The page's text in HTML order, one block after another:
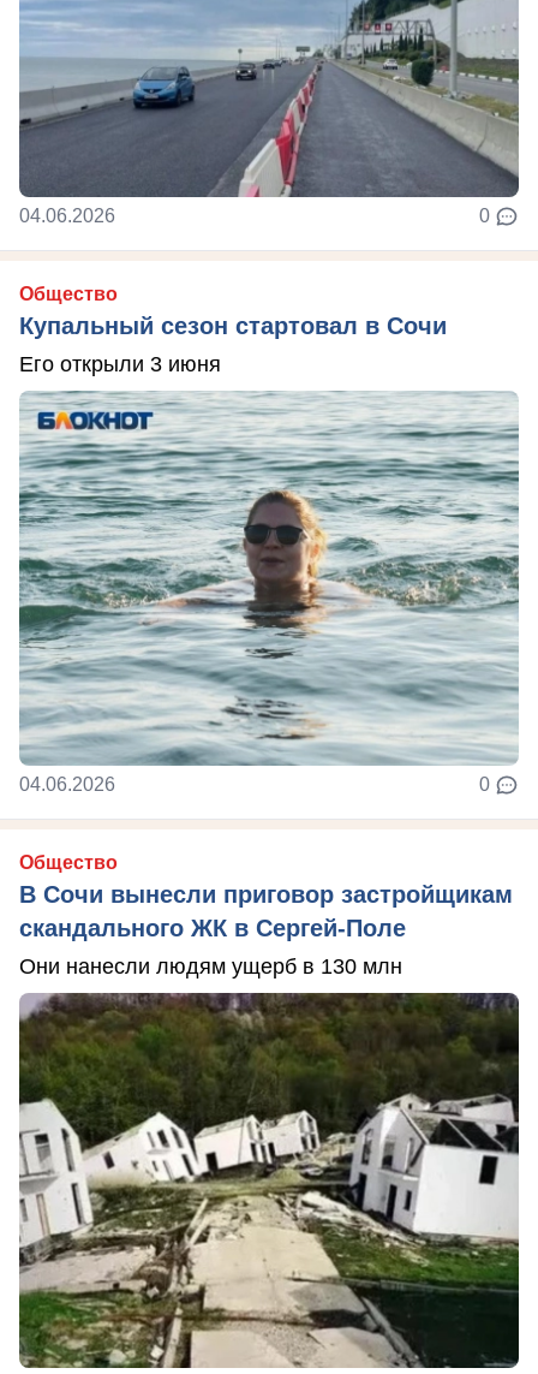
04.06.2026 0
Общество
Купальный сезон стартовал в Сочи
Его открыли 3 июня
04.06.2026 0
Общество
В Сочи вынесли приговор застройщикам
скандального ЖК в Сергей-Поле
Они нанесли людям ущерб в 130 млн